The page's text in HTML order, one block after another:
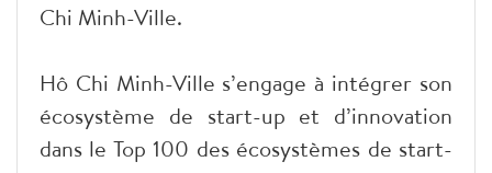
Chi Minh-Ville.
Hô Chi Minh-Ville s’engage à intégrer son
écosystème de start-up et d’innovation
dans le Top 100 des écosystèmes de start-